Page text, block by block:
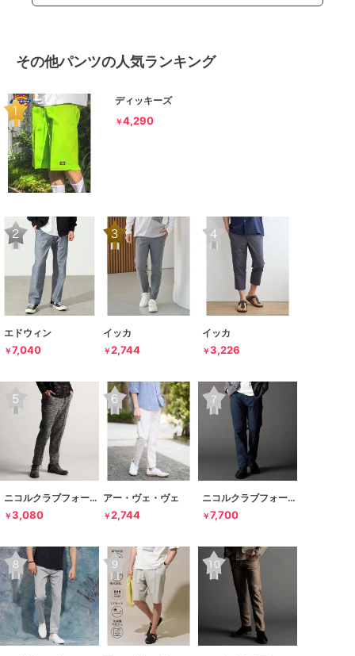
その他パンツの人気ランキング
ディッキーズ
￥4,290
エドウィン
￥7,040
イッカ
￥2,744
イッカ
￥3,226
ニコルクラブフォーメン
￥3,080
アー・ヴェ・ヴェ
￥2,744
ニコルクラブフォーメン
￥7,700